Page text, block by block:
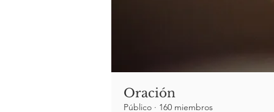
Oración
Público · 160 miembros